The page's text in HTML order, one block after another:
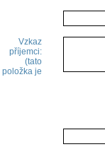
Vzkaz
příjemci:
(tato
položka je